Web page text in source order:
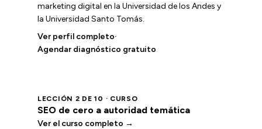
marketing digital en la Universidad de los Andes y
la Universidad Santo Tomás.
Ver perfil completo·
Agendar diagnóstico gratuito
LECCIÓN 2 DE 10 · CURSO
SEO de cero a autoridad temática
Ver el curso completo →